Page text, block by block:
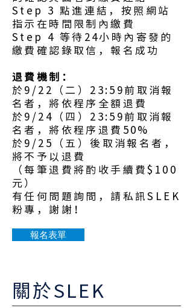
Step 3 點進連結，按照網站
指示在時間限制內繳費
Step 4 等待24小時內寄發的
繳費確認錄取信，報名成功
退費機制：
於9/22（二）23:59前取消報
名者，將依程序全額退費
於9/24（四）23:59前取消報
名者，將依程序退費50%
於9/25（五）後取消報名者，
將不予以退費
（每筆退費將酌收手續費$100
元）
有任何問題詢問，請私訊SLEK
粉專，謝謝！
報名表單
關於SLEK